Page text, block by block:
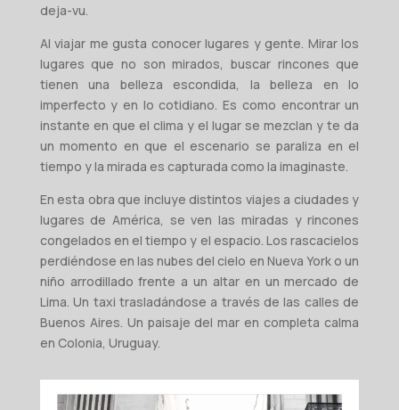
deja-vu.
Al viajar me gusta conocer lugares y gente. Mirar los
lugares que no son mirados, buscar rincones que
tienen una belleza escondida, la belleza en lo
imperfecto y en lo cotidiano. Es como encontrar un
instante en que el clima y el lugar se mezclan y te da
un momento en que el escenario se paraliza en el
tiempo y la mirada es capturada como la imaginaste.
En esta obra que incluye distintos viajes a ciudades y
lugares de América, se ven las miradas y rincones
congelados en el tiempo y el espacio. Los rascacielos
perdiéndose en las nubes del cielo en Nueva York o un
niño arrodillado frente a un altar en un mercado de
Lima. Un taxi trasladándose a través de las calles de
Buenos Aires. Un paisaje del mar en completa calma
en Colonia, Uruguay.